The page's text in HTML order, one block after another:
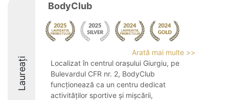
Laureați
BodyClub
Arată mai multe >>
Localizat în centrul orașului Giurgiu, pe
Bulevardul CFR nr. 2, BodyClub
funcționează ca un centru dedicat
activităților sportive și mișcării,